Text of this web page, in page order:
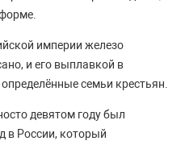
империи железо
и его выплавкой в
семьи крестьян.
девятом году был
в России, который